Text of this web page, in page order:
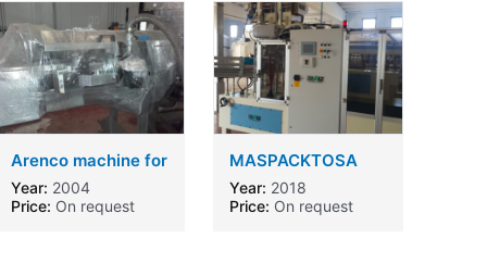
Arenco machine for
gutting and
deheading small
fish like sprat etc
Year: 2004
Price: On request
MASPACKTOSA
and ITALPACK
packing machine
LINE
Year: 2018
Price: On request